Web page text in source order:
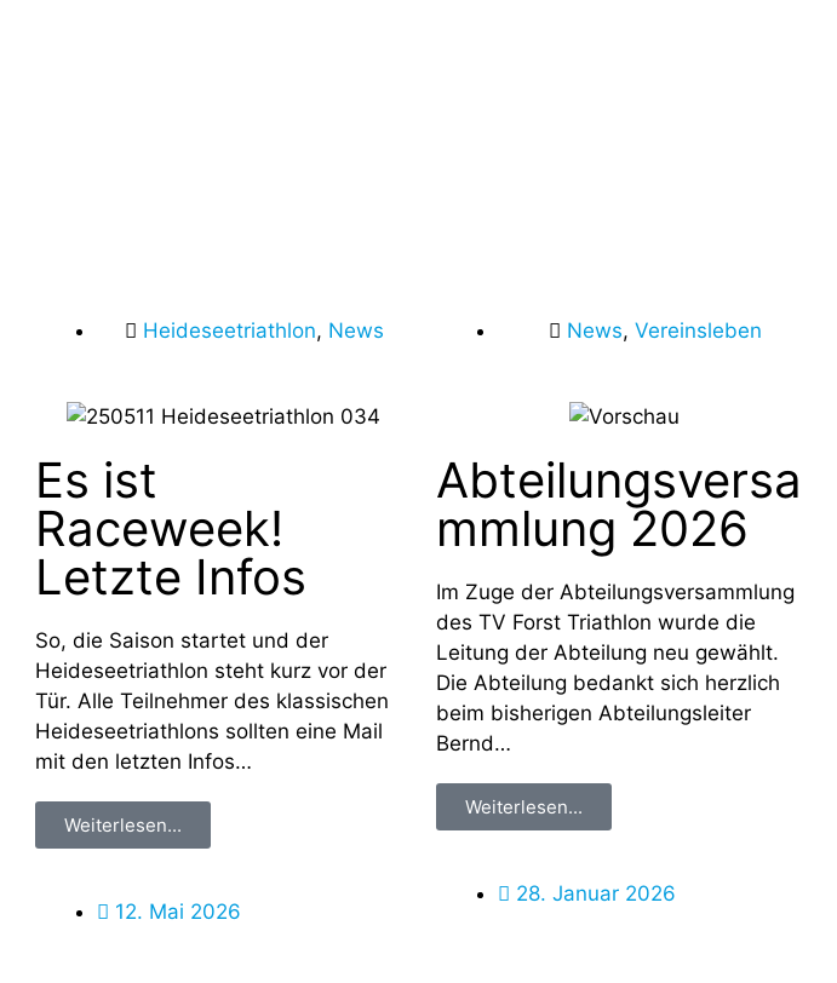
Heideseetriathlon, News
Es ist
Raceweek!
Letzte Infos
So, die Saison startet und der
Heideseetriathlon steht kurz vor der
Tür. Alle Teilnehmer des klassischen
Heideseetriathlons sollten eine Mail
mit den letzten Infos…
Weiterlesen...
12. Mai 2026
News, Vereinsleben
Abteilungsversa
mmlung 2026
Im Zuge der Abteilungsversammlung
des TV Forst Triathlon wurde die
Leitung der Abteilung neu gewählt.
Die Abteilung bedankt sich herzlich
beim bisherigen Abteilungsleiter
Bernd…
Weiterlesen...
28. Januar 2026